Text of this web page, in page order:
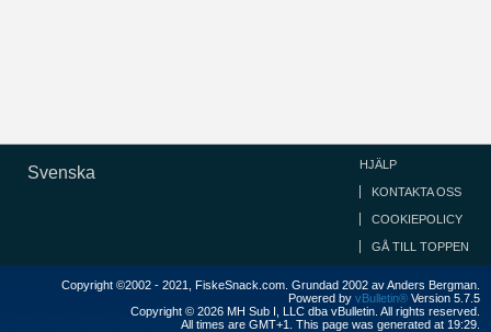
Svenska HJÄLP
KONTAKTA OSS
COOKIEPOLICY
GÅ TILL TOPPEN
Copyright ©2002 - 2021, FiskeSnack.com. Grundad 2002 av Anders Bergman.
Powered by vBulletin® Version 5.7.5
Copyright © 2026 MH Sub I, LLC dba vBulletin. All rights reserved.
All times are GMT+1. This page was generated at 19:29.